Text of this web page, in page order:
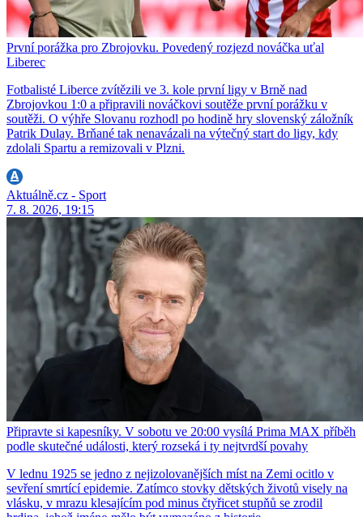
První porážka pro Zbrojovku. Povedený rozjezd nováčka uťal
Liberec
Fotbalisté Liberce zvítězili ve 3. kole první ligy v Brně nad
Zbrojovkou 1:0 a připravili nováčkovi soutěže první porážku v
soutěži. O výhře Slovanu rozhodl po hodině hry slovenský záložník
Patrik Dulay. Brňané tak nenavázali na výtečný start do ligy, kdy
zdolali Spartu a remizovali v Plzni.
Aktuálně.cz - Sport
7. 8. 2026, 19:15
Připravte si kapesníky. V sobotu ve 20:00 vysílá Prima MAX příběh
podle skutečné události, který rozseká i ty nejtvrdší povahy
V lednu 1925 se jedno z nejizolovanějších míst na Zemi ocitlo v
sevření smrtící epidemie. Zatímco stovky dětských životů visely na
vlásku, v mrazu klesajícím pod minus čtyřicet stupňů se zrodil